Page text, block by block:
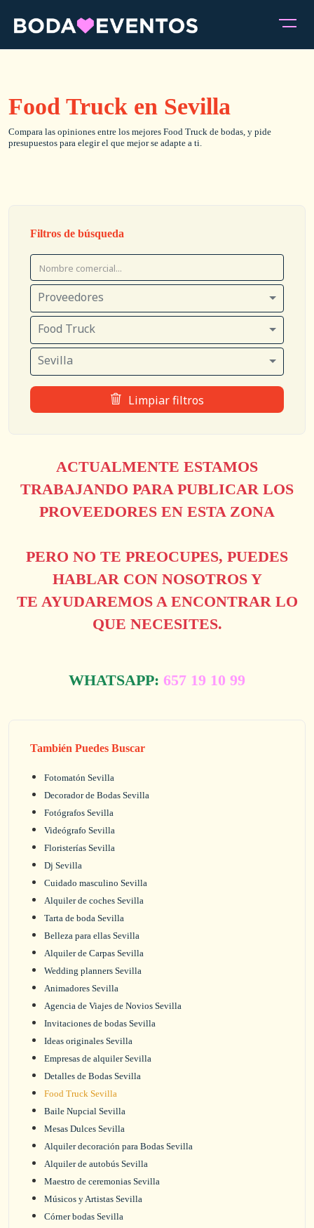
Food Truck en Sevilla
Compara las opiniones entre los mejores Food Truck de bodas, y pide
presupuestos para elegir el que mejor se adapte a ti.
Filtros de búsqueda
Proveedores
Food Truck
Sevilla
Limpiar filtros
ACTUALMENTE ESTAMOS
TRABAJANDO PARA PUBLICAR LOS
PROVEEDORES EN ESTA ZONA
PERO NO TE PREOCUPES, PUEDES
HABLAR CON NOSOTROS Y
TE AYUDAREMOS A ENCONTRAR LO
QUE NECESITES.
WHATSAPP: 657 19 10 99
También Puedes Buscar
Fotomatón Sevilla
Decorador de Bodas Sevilla
Fotógrafos Sevilla
Videógrafo Sevilla
Floristerías Sevilla
Dj Sevilla
Cuidado masculino Sevilla
Alquiler de coches Sevilla
Tarta de boda Sevilla
Belleza para ellas Sevilla
Alquiler de Carpas Sevilla
Wedding planners Sevilla
Animadores Sevilla
Agencia de Viajes de Novios Sevilla
Invitaciones de bodas Sevilla
Ideas originales Sevilla
Empresas de alquiler Sevilla
Detalles de Bodas Sevilla
Food Truck Sevilla
Baile Nupcial Sevilla
Mesas Dulces Sevilla
Alquiler decoración para Bodas Sevilla
Alquiler de autobús Sevilla
Maestro de ceremonias Sevilla
Músicos y Artistas Sevilla
Córner bodas Sevilla